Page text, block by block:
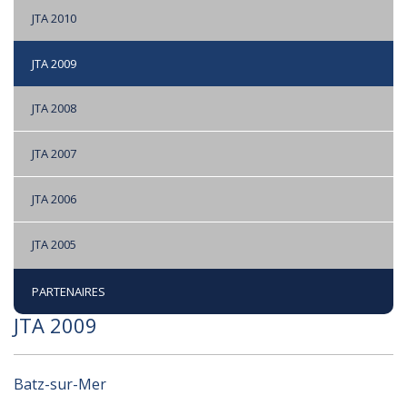
JTA 2010
JTA 2009
JTA 2008
JTA 2007
JTA 2006
JTA 2005
PARTENAIRES
JTA 2009
Batz-sur-Mer